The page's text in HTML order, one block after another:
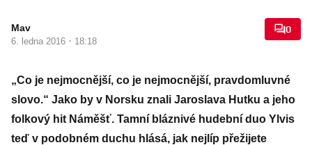
Mav
6. ledna 2016 · 18:18
0
„Co je nejmocnější, co je nejmocnější, pravdomluvné
slovo.“ Jako by v Norsku znali Jaroslava Hutku a jeho
folkový hit Náměšť. Tamní bláznivé hudební duo Ylvis
teď v podobném duchu hlásá, jak nejlíp přežijete